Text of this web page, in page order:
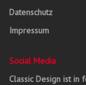
Datenschutz
Impressum
Social Media
Classic Design ist